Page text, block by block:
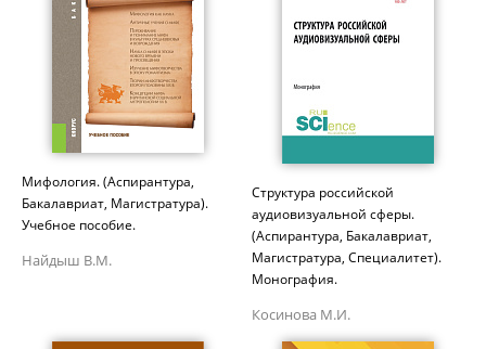
Мифология. (Аспирантура,
Бакалавриат, Магистратура).
Учебное пособие.
Найдыш В.М.
Структура российской
аудиовизуальной сферы.
(Аспирантура, Бакалавриат,
Магистратура, Специалитет).
Монография.
Косинова М.И.